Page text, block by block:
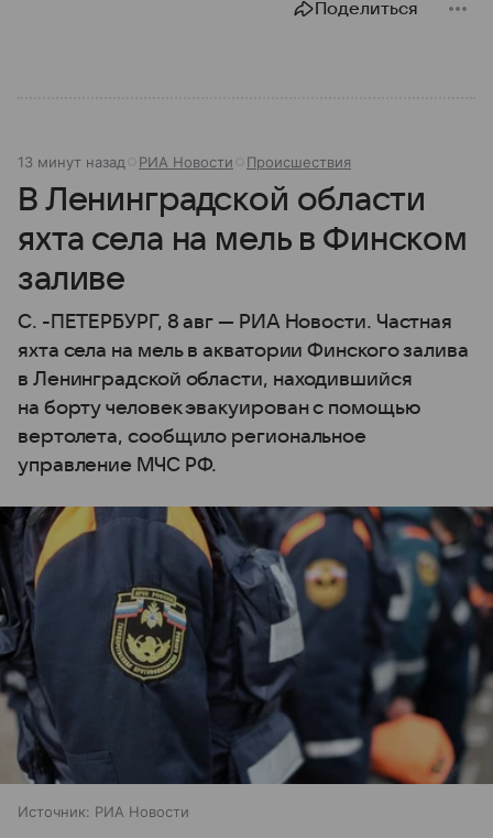
России, какие задачи выполняет министерство, как
Поделиться
13 минут назад РИА Новости Происшествия
В Ленинградской области
яхта села на мель в Финском
заливе
С. -ПЕТЕРБУРГ, 8 авг — РИА Новости. Частная
яхта села на мель в акватории Финского залива
в Ленинградской области, находившийся
на борту человек эвакуирован с помощью
вертолета, сообщило региональное
управление МЧС РФ.
Источник: РИА Новости